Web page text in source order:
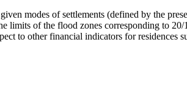
modes of settlements (defined by the
of the flood zones corresponding to
to other financial indicators for residences